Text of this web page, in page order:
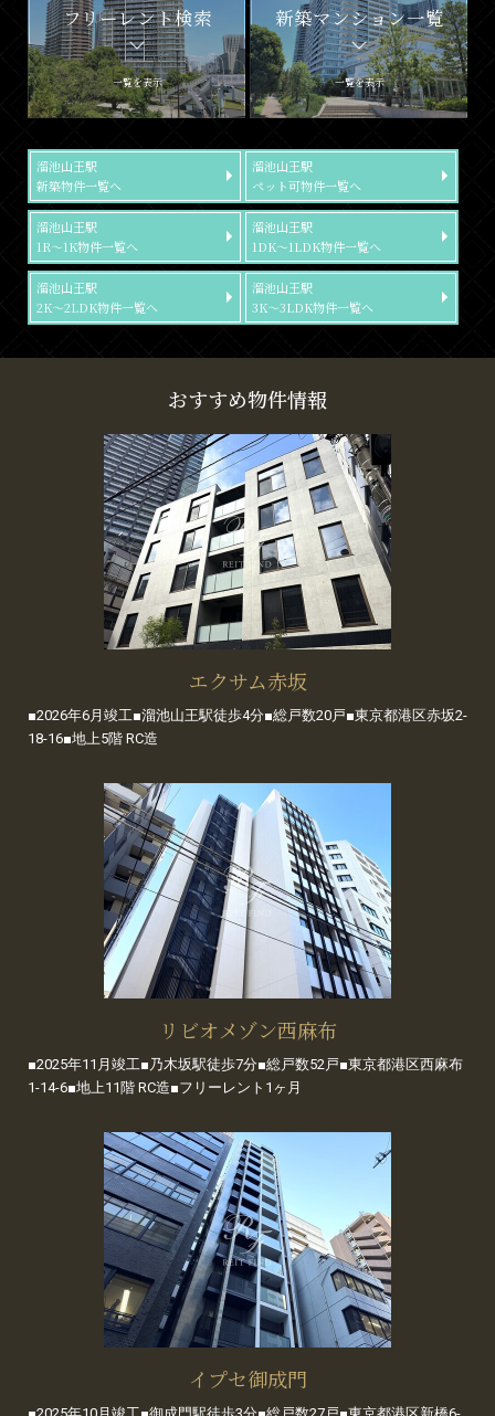
フリーレント検索
一覧を表示
新築マンション一覧
一覧を表示
溜池山王駅
新築物件一覧へ
溜池山王駅
ペット可物件一覧へ
溜池山王駅
1R～1K物件一覧へ
溜池山王駅
1DK～1LDK物件一覧へ
溜池山王駅
2K～2LDK物件一覧へ
溜池山王駅
3K～3LDK物件一覧へ
おすすめ物件情報
エクサム赤坂
■2026年6月竣工■溜池山王駅徒歩4分■総戸数20戸■東京都港区赤坂2-
18-16■地上5階 RC造
リビオメゾン西麻布
■2025年11月竣工■乃木坂駅徒歩7分■総戸数52戸■東京都港区西麻布
1-14-6■地上11階 RC造■フリーレント1ヶ月
イプセ御成門